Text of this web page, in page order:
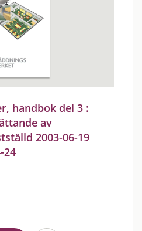
handbok del 3 :
av
2003-06-19
24